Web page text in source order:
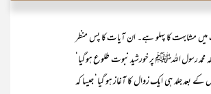
میں مشابہت کا پہلو ہے۔ ان آیات کا پس منظر
محمد رسول اللہﷺ پر خورشید نبوت طلوع ہو گیا‘
بعد جلد ہی ایک زوال کا آغاز ہو گیا‘ جیسا کہ